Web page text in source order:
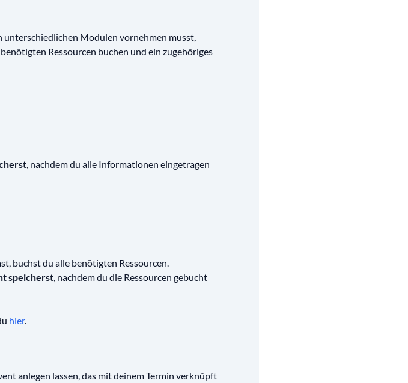
Modulen vornehmen musst,
Ressourcen buchen und ein zugehöriges
, nachdem du alle Informationen eingetragen
buchst du alle benötigten Ressourcen.
speicherst, nachdem du die Ressourcen gebucht
hier.
anlegen lassen, das mit deinem Termin verknüpft